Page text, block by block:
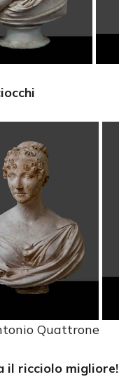
Quattrone
il ricciolo migliore!